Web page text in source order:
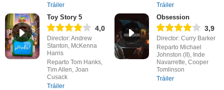
Tráiler
Tráiler
Toy Story 5
4,0
Director: Andrew
Stanton, McKenna
Harris
Reparto Tom Hanks,
Tim Allen, Joan
Cusack
Tráiler
Obsession
3,9
Director: Curry Barker
Reparto Michael
Johnston (II), Inde
Navarrette, Cooper
Tomlinson
Tráiler